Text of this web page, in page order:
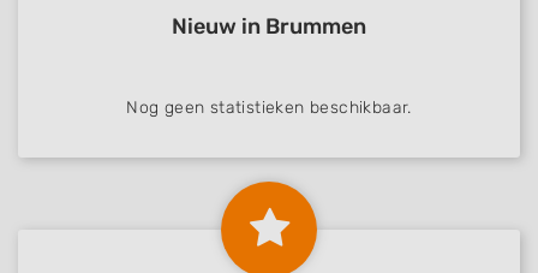
Nieuw in Brummen
Nog geen statistieken beschikbaar.